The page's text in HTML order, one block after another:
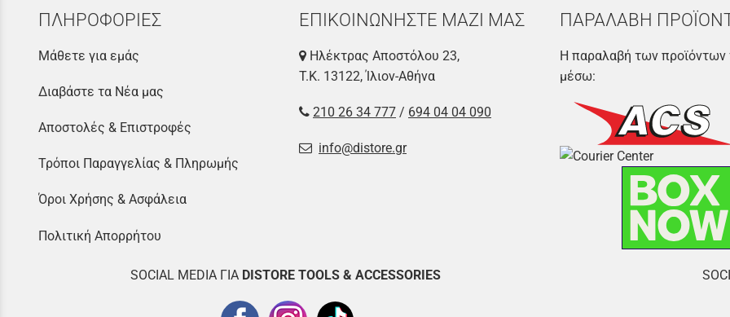
ΠΛΗΡΟΦΟΡΙΕΣ
Μάθετε για εμάς
Διαβάστε τα Νέα μας
Αποστολές & Επιστροφές
Τρόποι Παραγγελίας & Πληρωμής
Όροι Χρήσης & Ασφάλεια
Πολιτική Απορρήτου
ΕΠΙΚΟΙΝΩΝΗΣΤΕ ΜΑΖΙ ΜΑΣ
Ηλέκτρας Αποστόλου 23,
Τ.Κ. 13122, Ίλιον-Αθήνα
210 26 34 777 / 694 04 04 090
info@distore.gr
ΠΑΡΑΛΑΒΗ
Η παραλαβή των προϊόντων
μέσω:
SOCIAL MEDIA ΓΙΑ DISTORE TOOLS & ACCESSORIES